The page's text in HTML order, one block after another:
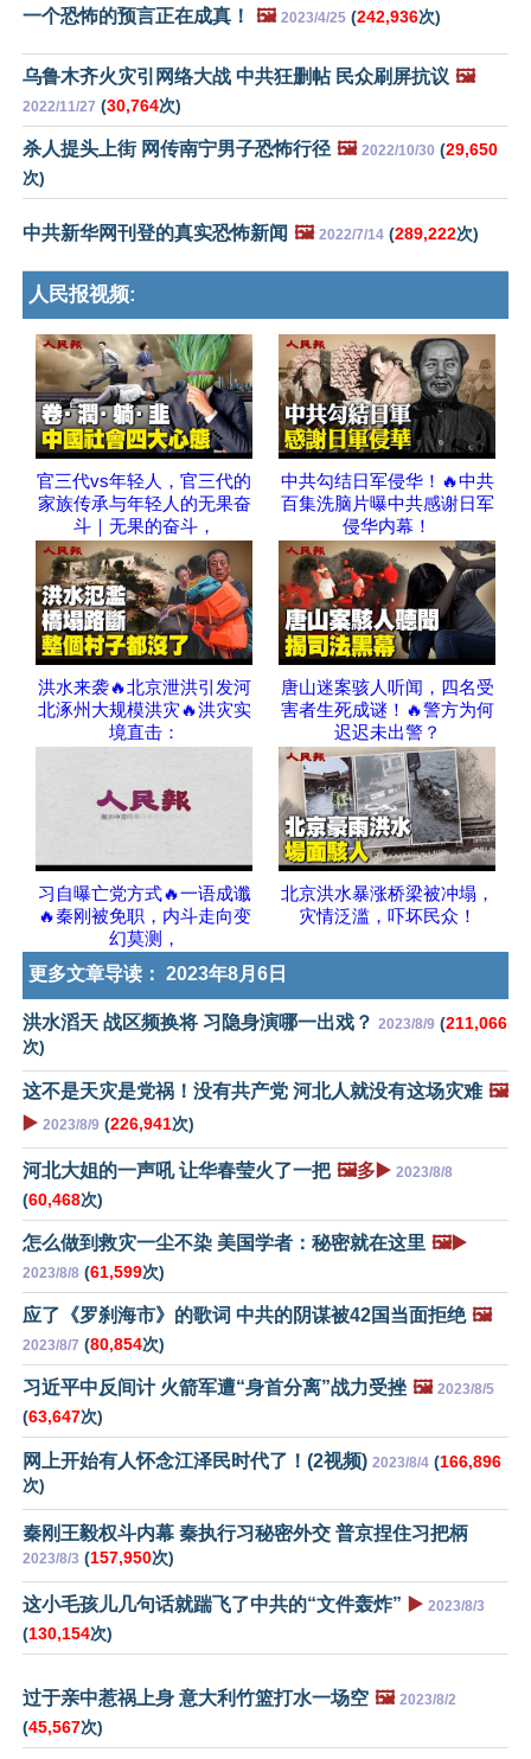
一个恐怖的预言正在成真！ 🖼️ 2023/4/25 (242,936次)
乌鲁木齐火灾引网络大战 中共狂删帖 民众刷屏抗议 🖼️
2022/11/27 (30,764次)
杀人提头上街 网传南宁男子恐怖行径 🖼️ 2022/10/30 (29,650
次)
中共新华网刊登的真实恐怖新闻 🖼️ 2022/7/14 (289,222次)
人民报视频:
官三代vs年轻人，官三代的
家族传承与年轻人的无果奋
斗｜无果的奋斗，
中共勾结日军侵华！🔥中共
百集洗脑片曝中共感谢日军
侵华内幕！
洪水来袭🔥北京泄洪引发河
北涿州大规模洪灾🔥洪灾实
境直击：
唐山迷案骇人听闻，四名受
害者生死成谜！🔥警方为何
迟迟未出警？
习自曝亡党方式🔥一语成谶
🔥秦刚被免职，内斗走向变
幻莫测，
北京洪水暴涨桥梁被冲塌，
灾情泛滥，吓坏民众！
更多文章导读： 2023年8月6日
洪水滔天 战区频换将 习隐身演哪一出戏？ 2023/8/9 (211,066
次)
这不是天灾是党祸！没有共产党 河北人就没有这场灾难 🖼️
▶️ 2023/8/9 (226,941次)
河北大姐的一声吼 让华春莹火了一把 🖼️多▶️ 2023/8/8
(60,468次)
怎么做到救灾一尘不染 美国学者：秘密就在这里 🖼️▶️
2023/8/8 (61,599次)
应了《罗刹海市》的歌词 中共的阴谋被42国当面拒绝 🖼️
2023/8/7 (80,854次)
习近平中反间计 火箭军遭“身首分离”战力受挫 🖼️ 2023/8/5
(63,647次)
网上开始有人怀念江泽民时代了！(2视频) 2023/8/4 (166,896
次)
秦刚王毅权斗内幕 秦执行习秘密外交 普京捏住习把柄
2023/8/3 (157,950次)
这小毛孩儿几句话就踹飞了中共的“文件轰炸” ▶️ 2023/8/3
(130,154次)
过于亲中惹祸上身 意大利竹篮打水一场空 🖼️ 2023/8/2
(45,567次)